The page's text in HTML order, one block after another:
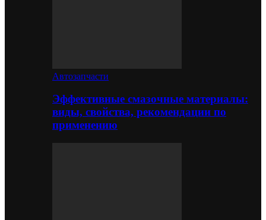
Автозапчасти
Эффективные смазочные материалы:
виды, свойства, рекомендации по
применению